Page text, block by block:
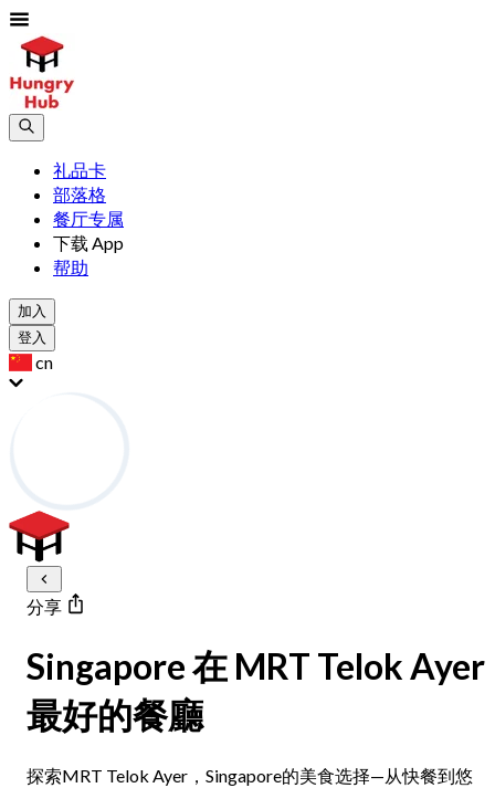
礼品卡
部落格
餐厅专属
下载 App
帮助
加入
登入
cn
分享
Singapore 在 MRT Telok Ayer
最好的餐廳
探索MRT Telok Ayer，Singapore的美食选择—从快餐到悠